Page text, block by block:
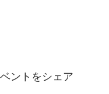
ントをシェア